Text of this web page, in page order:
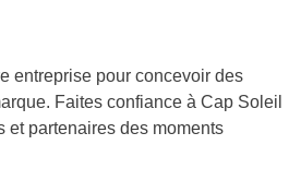
entreprise pour concevoir des
Faites confiance à Cap Soleil
et partenaires des moments